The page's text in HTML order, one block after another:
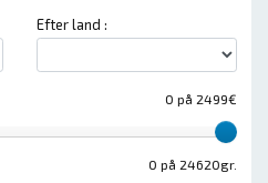
Efter land :
0 på 2499€
0 på 24620gr.